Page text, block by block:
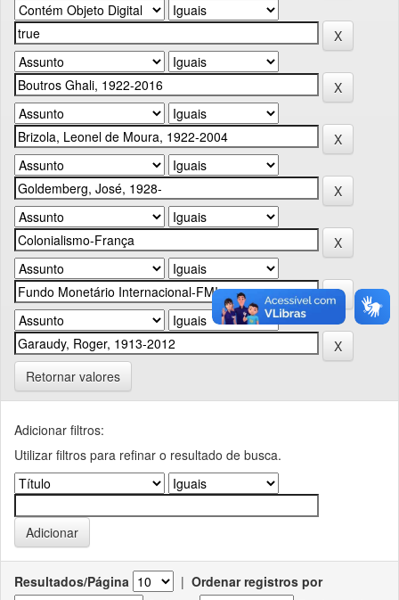
Retornar valores
Adicionar filtros:
Utilizar filtros para refinar o resultado de busca.
Resultados/Página | Ordenar registros por